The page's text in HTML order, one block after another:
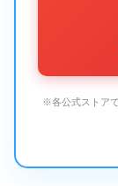
※各公式ストア